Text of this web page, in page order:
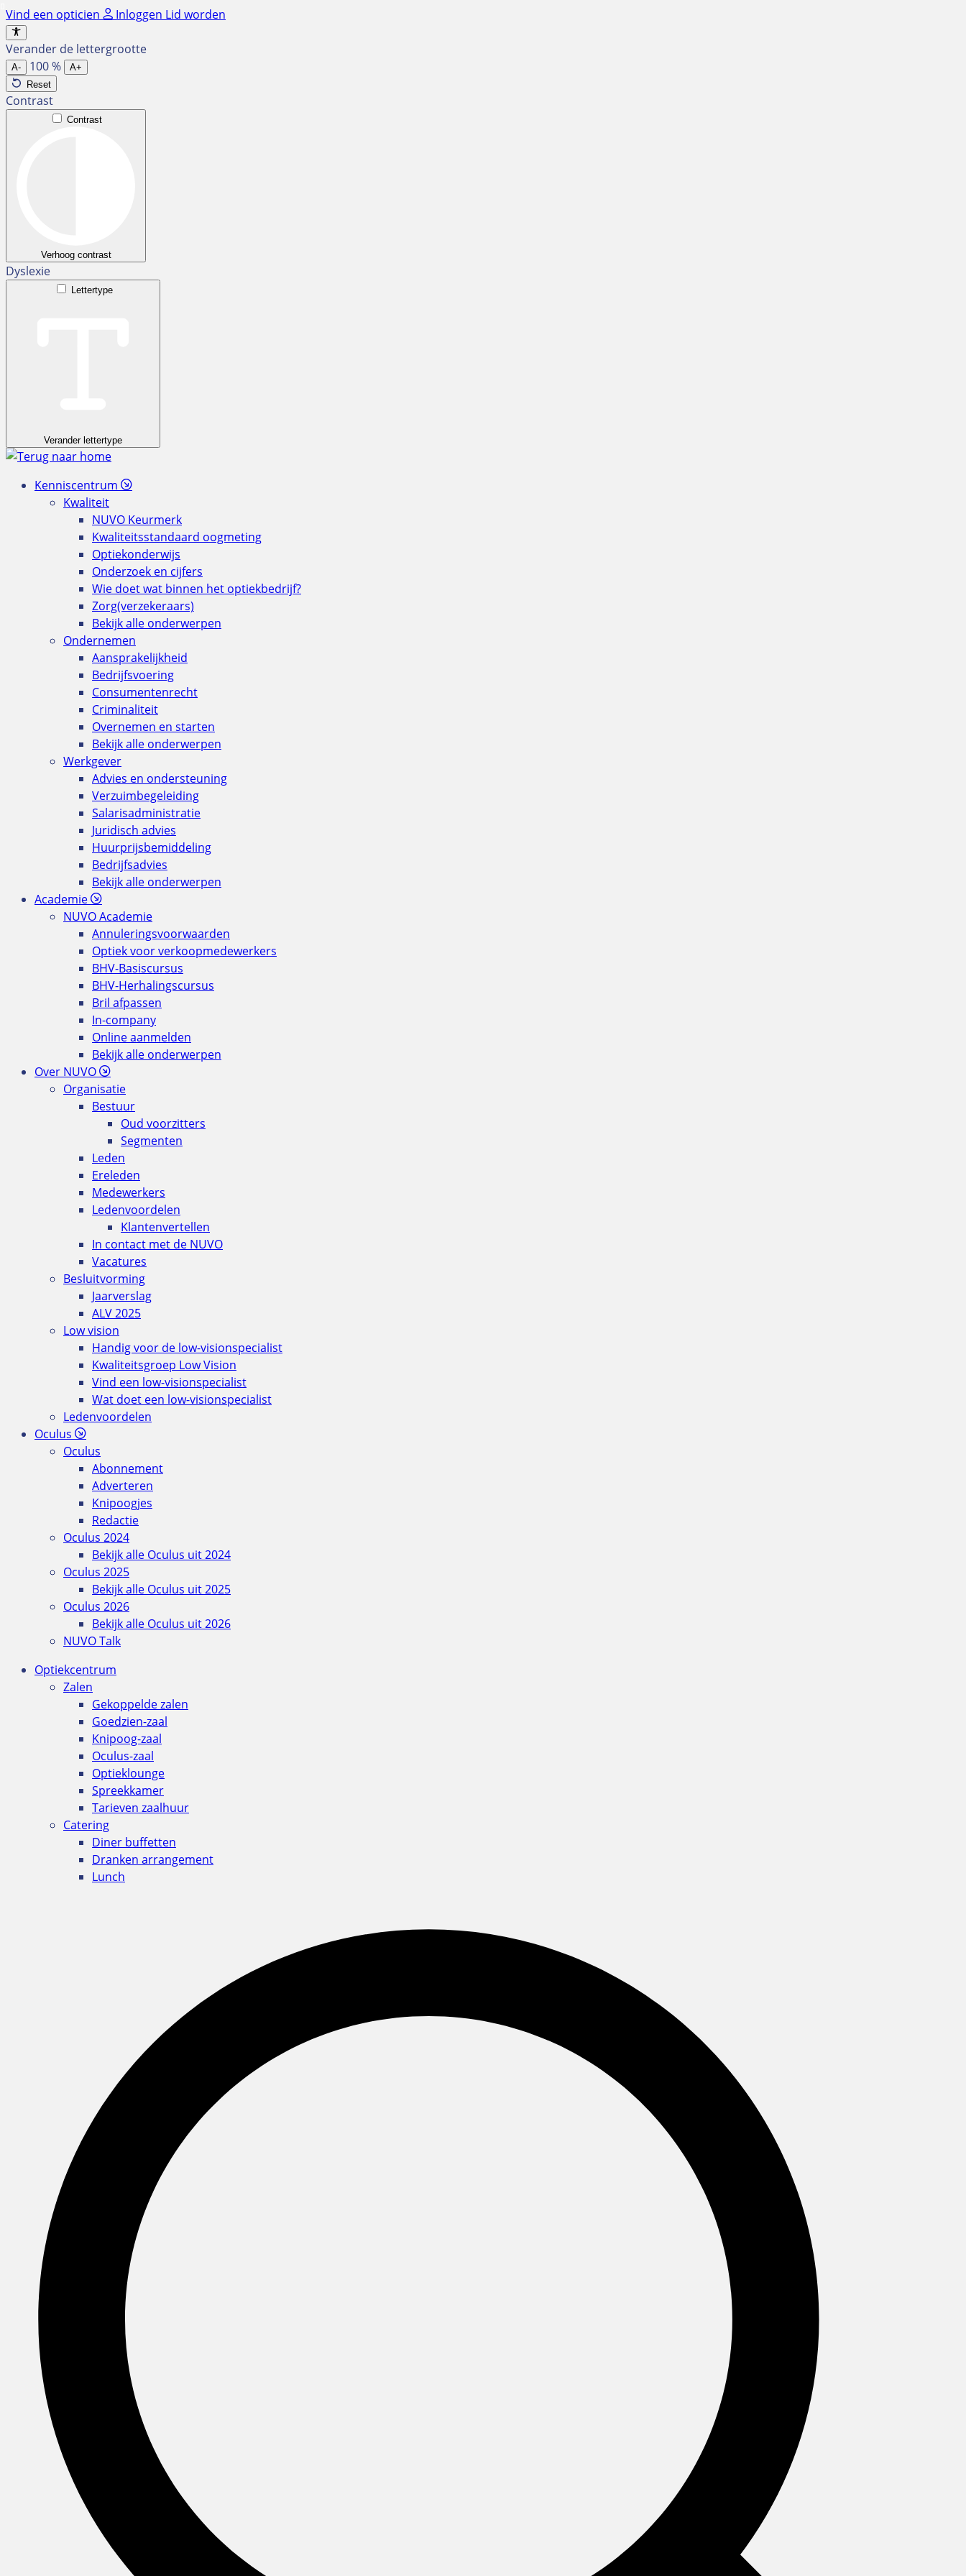
Ga
naar
de
inhoud
Vind een opticien Inloggen Lid worden
Verander de lettergrootte
A- 100%
A+
Reset
Contrast
Contrast
Verhoog contrast
Dyslexie
Lettertype
Verander lettertype
Kenniscentrum
Kwaliteit
NUVO Keurmerk
Kwaliteitsstandaard oogmeting
Optiekonderwijs
Onderzoek en cijfers
Wie doet wat binnen het optiekbedrijf?
Zorg(verzekeraars)
Bekijk alle onderwerpen
Ondernemen
Aansprakelijkheid
Bedrijfsvoering
Consumentenrecht
Criminaliteit
Overnemen en starten
Bekijk alle onderwerpen
Werkgever
Advies en ondersteuning
Verzuimbegeleiding
Salarisadministratie
Juridisch advies
Huurprijsbemiddeling
Bedrijfsadvies
Bekijk alle onderwerpen
Academie
NUVO Academie
Annuleringsvoorwaarden
Optiek voor verkoopmedewerkers
BHV-Basiscursus
BHV-Herhalingscursus
Bril afpassen
In-company
Online aanmelden
Bekijk alle onderwerpen
Over NUVO
Organisatie
Bestuur
Oud voorzitters
Segmenten
Leden
Ereleden
Medewerkers
Ledenvoordelen
Klantenvertellen
In contact met de NUVO
Vacatures
Besluitvorming
Jaarverslag
ALV 2025
Low vision
Handig voor de low-visionspecialist
Kwaliteitsgroep Low Vision
Vind een low-visionspecialist
Wat doet een low-visionspecialist
Ledenvoordelen
Oculus
Oculus
Abonnement
Adverteren
Knipoogjes
Redactie
Oculus 2024
Bekijk alle Oculus uit 2024
Oculus 2025
Bekijk alle Oculus uit 2025
Oculus 2026
Bekijk alle Oculus uit 2026
NUVO Talk
Optiekcentrum
Zalen
Gekoppelde zalen
Goedzien-zaal
Knipoog-zaal
Oculus-zaal
Optieklounge
Spreekkamer
Tarieven zaalhuur
Catering
Diner buffetten
Dranken arrangement
Lunch